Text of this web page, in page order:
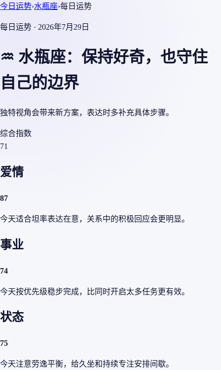
今日运势›水瓶座›每日运势
每日运势 · 2026年7月29日
♒ 水瓶座：保持好奇，也守住
自己的边界
独特视角会带来新方案，表达时多补充具体步骤。
综合指数
71
爱情
87
今天适合坦率表达在意，关系中的积极回应会更明显。
事业
74
今天按优先级稳步完成，比同时开启太多任务更有效。
状态
75
今天注意劳逸平衡，给久坐和持续专注安排间歇。